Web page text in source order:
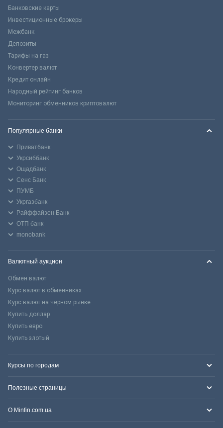
Банковские карты
Инвестиционные брокеры
Межбанк
Депозиты
Тарифы на газ
Конвертер валют
Кредит онлайн
Народный рейтинг банков
Мониторинг обменников криптовалют
Популярные банки
Приватбанк
Укрсиббанк
Ощадбанк
Сенс Банк
ПУМБ
Укргазбанк
Райффайзен Банк
ОТП банк
monobank
Валютный аукцион
Обмен валют
Курс валют в обменниках
Курс валют на черном рынке
Купить доллар
Купить евро
Купить злотый
Курсы по городам
Полезные страницы
О Minfin.com.ua